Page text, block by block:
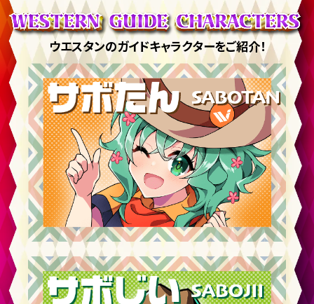
ウエスタンのガイドキャラクターをご紹介！